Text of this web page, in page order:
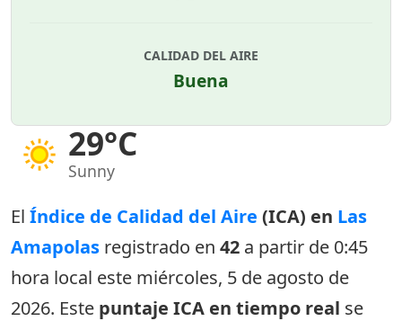
29°C
Sunny
CALIDAD DEL AIRE
Buena
El Índice de Calidad del Aire (ICA) en Las
Amapolas registrado en 42 a partir de 0:45
hora local este miércoles, 5 de agosto de
2026. Este puntaje ICA en tiempo real se